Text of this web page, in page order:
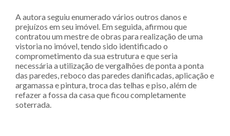
A autora seguiu enumerado vários outros danos e
prejuízos em seu imóvel. Em seguida, afirmou que
contratou um mestre de obras para realização de uma
vistoria no imóvel, tendo sido identificado o
comprometimento da sua estrutura e que seria
necessária a utilização de vergalhões de ponta a ponta
das paredes, reboco das paredes danificadas, aplicação e
argamassa e pintura, troca das telhas e piso, além de
refazer a fossa da casa que ficou completamente
soterrada.